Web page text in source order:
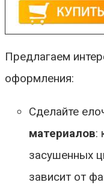
Предлагаем
оформления:
Сделайте
материалов:
засушенных
зависит от